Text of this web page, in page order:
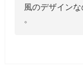
風のデザイン
。